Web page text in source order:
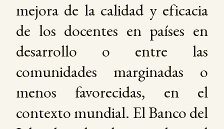
mejora de la calidad y eficacia
de los docentes en países en
desarrollo o entre las
comunidades marginadas o
menos favorecidas, en el
contexto mundial. El Banco del